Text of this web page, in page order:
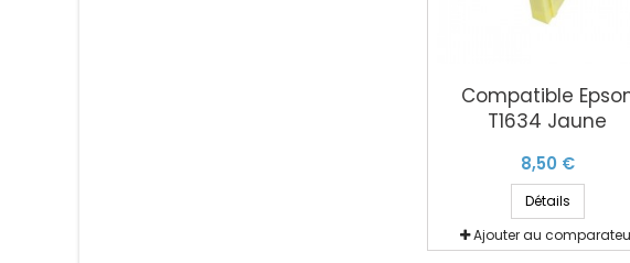
Compatible
T1634 Jaune
8,50 €
Détails
Ajouter au